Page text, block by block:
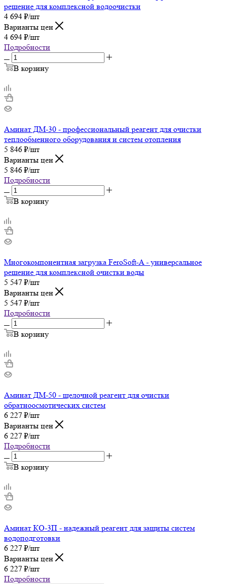
решение для комплексной водоочистки
4 694 ₽/шт
Варианты цен
4 694 ₽/шт
Подробности
В корзину
Аминат ДМ-30 - профессиональный реагент для очистки
теплообменного оборудования и систем отопления
5 846 ₽/шт
Варианты цен
5 846 ₽/шт
Подробности
В корзину
Многокомпонентная загрузка FeroSoft-A - универсальное
решение для комплексной очистки воды
5 547 ₽/шт
Варианты цен
5 547 ₽/шт
Подробности
В корзину
Аминат ДМ-50 - щелочной реагент для очистки
обратноосмотических систем
6 227 ₽/шт
Варианты цен
6 227 ₽/шт
Подробности
В корзину
Аминат КО-3П - надежный реагент для защиты систем
водоподготовки
6 227 ₽/шт
Варианты цен
6 227 ₽/шт
Подробности